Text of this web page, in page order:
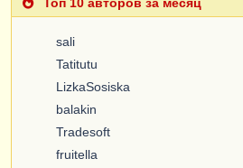
sali
Tatitutu
LizkaSosiska
balakin
Tradesoft
fruitella